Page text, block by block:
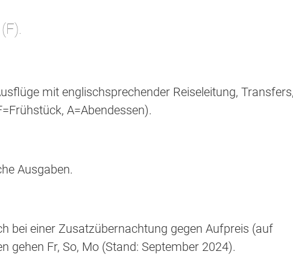
mit englischsprechender Reiseleitung,
A=Abendessen).
Ausgaben.
bei einer Zusatzübernachtung gegen Aufpreis (auf
gehen Fr, So, Mo (Stand: September 2024).